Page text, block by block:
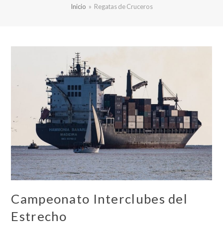
Inicio » Regatas de Cruceros
Campeonato Interclubes del
Estrecho